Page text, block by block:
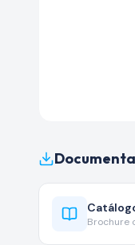
Brochure